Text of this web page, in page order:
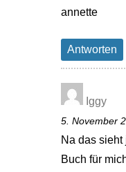
annette
Antworten
Iggy
5. November
Na das
Buch für